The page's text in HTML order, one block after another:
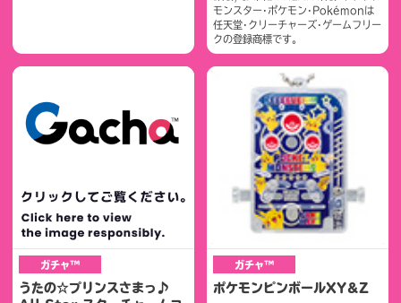
モンスター･ポケモン･Pokémonは
任天堂･クリーチャーズ･ゲームフリー
クの登録商標です。
ガチャ™
うたの☆プリンスさまっ♪
ガチャ™
ポケモンピンボールXY＆Z